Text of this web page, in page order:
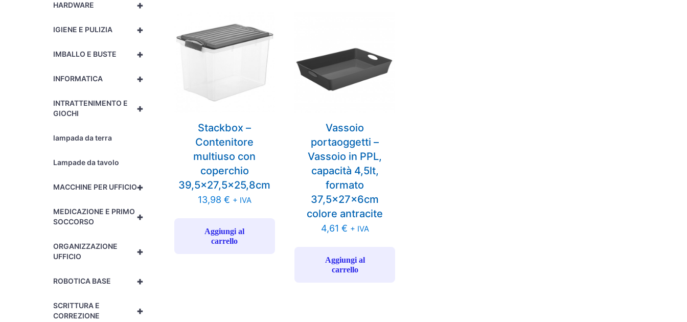
+
HARDWARE
+
IGIENE E PULIZIA
+
IMBALLO E BUSTE
+
INFORMATICA
+
INTRATTENIMENTO E
GIOCHI
lampada da terra
Lampade da tavolo
+
MACCHINE PER UFFICIO
+
MEDICAZIONE E PRIMO
SOCCORSO
+
ORGANIZZAZIONE
UFFICIO
+
ROBOTICA BASE
+
SCRITTURA E
CORREZIONE
Stackbox –
Contenitore
multiuso con
coperchio
39,5×27,5×25,8cm
13,98 € + IVA
Aggiungi al
carrello
Vassoio
portaoggetti –
Vassoio in PPL,
capacità 4,5lt,
formato
37,5x27x6cm
colore antracite
4,61 € + IVA
Aggiungi al
carrello